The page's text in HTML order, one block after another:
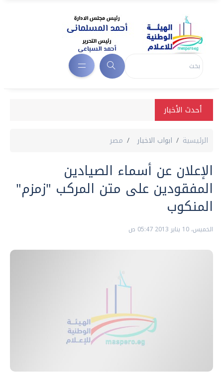
أحدث الأخبار
الرئيسية ابواب الاخبار مصر
الإعلان عن أسماء الصيادين
المفقودين على متن المركب "زمزم"
المنكوب
الخميس، 10 يناير 2013 05:47 ص